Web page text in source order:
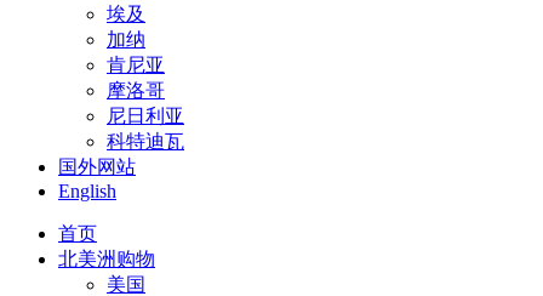
埃及
加纳
肯尼亚
摩洛哥
尼日利亚
科特迪瓦
国外网站
English
首页
北美洲购物
美国